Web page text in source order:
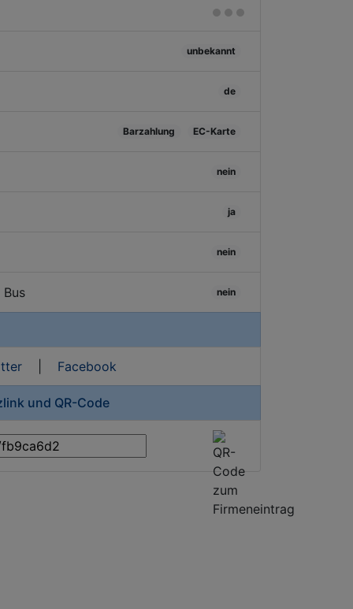
unbekannt
de
Barzahlung EC-Karte
nein
ja
nein
nein
| Facebook
und QR-Code